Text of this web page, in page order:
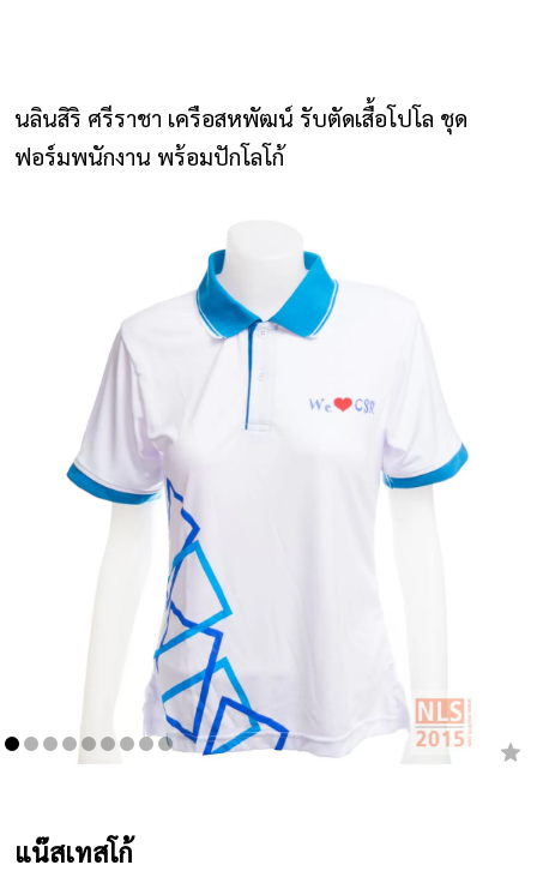
ติดต่อเรา
โปรแกรมออกแบบยูนิฟอร์ม
เสื้อแจ็คเก็ต
ชุดคลุมท้อง
ชุดหมี
นลินสิริ ศรีราชา เครือสหพัฒน์ รับตัดเสื้อโปโล ชุด
ฟอร์มพนักงาน พร้อมปักโลโก้
แน๊สเทสโก้